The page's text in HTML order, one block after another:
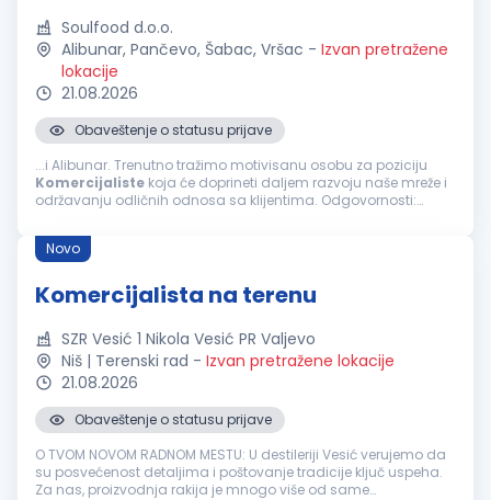
Soulfood d.o.o.
Alibunar, Pančevo, Šabac, Vršac - Izvan pretražene
lokacije
21.08.2026
Obaveštenje o statusu prijave
...i Alibunar. Trenutno tražimo motivisanu osobu za poziciju
Komercijaliste koja će doprineti daljem razvoju naše mreže i
održavanju odličnih odnosa sa klijentima. Odgovornosti:
šabac, Vršac...
Novo
Komercijalista na terenu
SZR Vesić 1 Nikola Vesić PR Valjevo
Niš | Terenski rad - Izvan pretražene lokacije
21.08.2026
Obaveštenje o statusu prijave
O TVOM NOVOM RADNOM MESTU: U destileriji Vesić verujemo da
su posvećenost detaljima i poštovanje tradicije ključ uspeha.
Za nas, proizvodnja rakija je mnogo više od same